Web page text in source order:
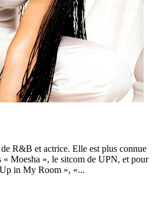
R&B et actrice. Elle est plus connue
« Moesha », le sitcom de UPN, et pour
in My Room », «...